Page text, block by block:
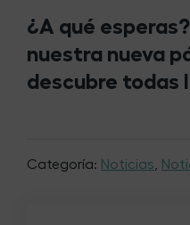
¿A qué
nuestra nueva
descubre todas
Categoría: Noticias,